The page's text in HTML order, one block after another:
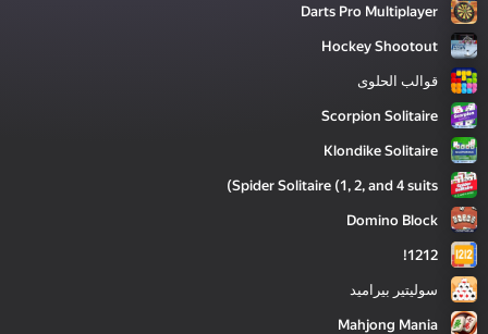
Darts Pro Multiplayer
Hockey Shootout
قوالب الحلوى
Scorpion Solitaire
Klondike Solitaire
Spider Solitaire (1, 2, and 4 suits)
Domino Block
1212!
سوليتير بيراميد
Mahjong Mania